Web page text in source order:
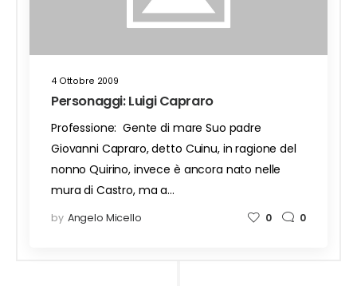
4 Ottobre 2009
Personaggi: Luigi Capraro
Professione: Gente di mare Suo padre
Giovanni Capraro, detto Cuinu, in ragione del
nonno Quirino, invece è ancora nato nelle
mura di Castro, ma a…
by Angelo Micello 0 0